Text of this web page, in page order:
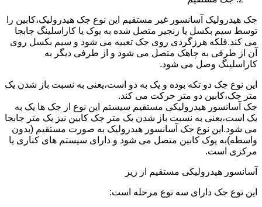
جک هیدرولیک آسانسور غیر مستقیم این نوع جک هیدرولیک،کابین را
توسط سیم بکسل یا زنجیر متصل شده به یوک یا کاراسلینگ جابجا
می کند.فلکه هرزگردی روی جک تعبیه می شود و سیم بکسل روی
آن از طرفی به چاهک متصل می شود و از طرفی دیگر به
کاراسلینگ وصل می شود.
این نوع جک دو تکه بوده و یک به دو است،یعنی به نسبت باز شدن یک
متر جک،کابین دو متر حرکت می کند.
جک آسانسور هیدرولیکی مستقیم سیستم این نوع از جک ها یک به
یک است،یعنی به نسبت باز شدن یک متر جک کابین نیز یک متر جابجا
می شود.این نوع جک آسانسور هیدرولیک به صورت مستقیم (بدون
واسطه)به یوک کابین متصل می شود و دارای سیستم های کناری یا
مرکزی است.
آسانسور هیدرولیکی مستقیم از زیر
این نوع جک دارای سه نوع مرحله است: